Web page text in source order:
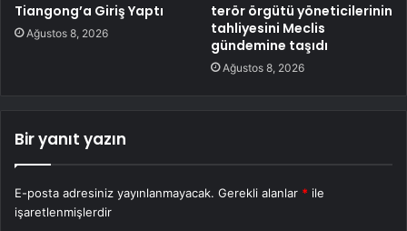
Tiangong’a Giriş Yaptı
Ağustos 8, 2026
terör örgütü yöneticilerinin
tahliyesini Meclis
gündemine taşıdı
Ağustos 8, 2026
Bir yanıt yazın
E-posta adresiniz yayınlanmayacak. Gerekli alanlar * ile
işaretlenmişlerdir